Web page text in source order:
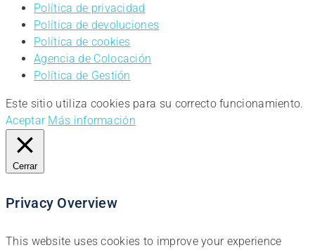
Política de privacidad
Política de devoluciones
Política de cookies
Agencia de Colocación
Política de Gestión
Este sitio utiliza cookies para su correcto funcionamiento.
Aceptar Más información
Cerrar
Privacy Overview
This website uses cookies to improve your experience